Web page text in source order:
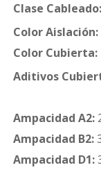
Clase Cableado:
Color Aislación:
Color Cubierta:
Aditivos
Ampacidad A2:
Ampacidad B2:
Ampacidad D1: